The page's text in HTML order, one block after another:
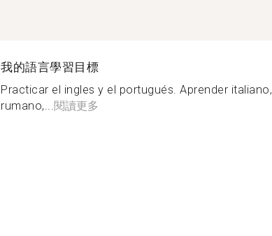
我的語言學習目標
Practicar el ingles y el portugués. Aprender italiano,
rumano,... 閱讀更多